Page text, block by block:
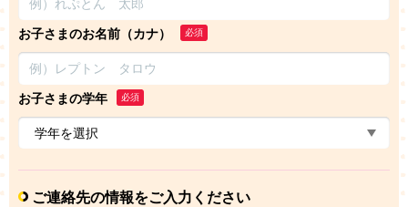
お子さまのお名前（カナ） 必須
お子さまの学年 必須
ご連絡先の情報をご入力ください